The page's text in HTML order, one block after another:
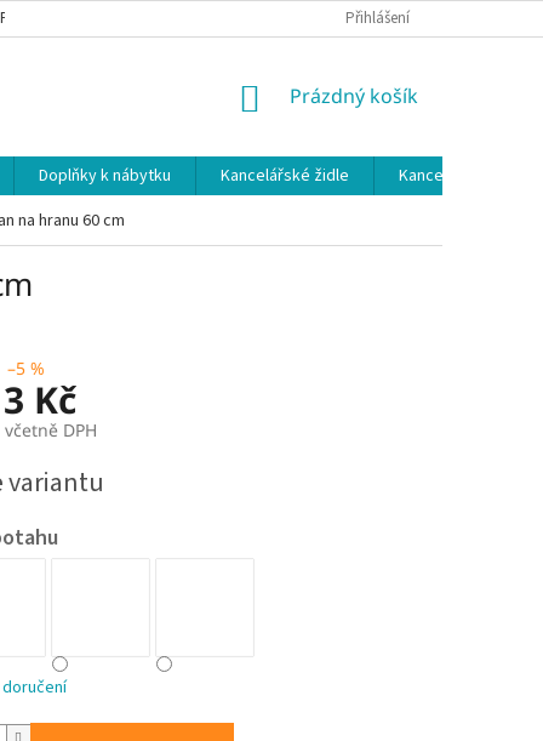
Přihlášení
NÁKUPNÍ
Prázdný košík
Doplňky k nábytku Kancelářské židle
Kancelářské
na hranu 60 cm
–5 %
Kč
DPH
variantu